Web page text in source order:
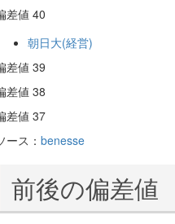
差値 40
朝日大(経営)
差値 39
差値 38
差値 37
ース： benesse
前後の偏差値